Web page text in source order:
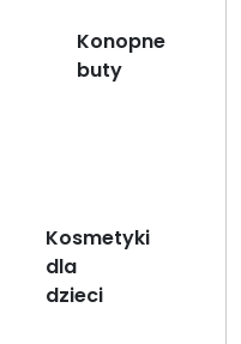
Konopne
buty
Kosmetyki
dla
dzieci